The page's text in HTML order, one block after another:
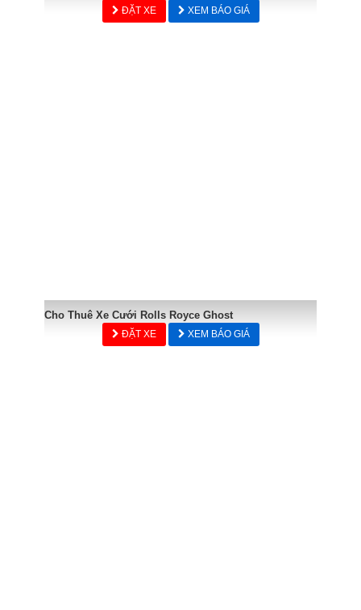
ĐẶT XE XEM BÁO GIÁ
Cho Thuê Xe Cưới Rolls Royce Ghost
ĐẶT XE XEM BÁO GIÁ